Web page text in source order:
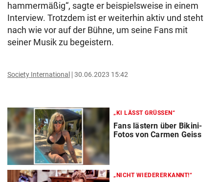
hammermäßig“, sagte er beispielsweise in einem
Interview. Trotzdem ist er weiterhin aktiv und steht
nach wie vor auf der Bühne, um seine Fans mit
seiner Musik zu begeistern.
Society International 30.06.2023 15:42
„KI LÄSST GRÜSSEN“
Fans lästern über Bikini-
Fotos von Carmen Geiss
„NICHT WIEDERERKANNT!“